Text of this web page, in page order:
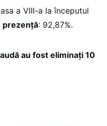
a VIII-a la începutul
prezență: 92,87%.
au fost eliminați 10